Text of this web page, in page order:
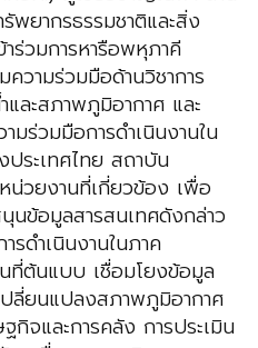
พยากรธรรมชาติและสิ่ง
ร่วมการหารือพหุภาคี
วามร่วมมือด้านวิชาการ
ละสภาพภูมิอากาศ และ
มร่วมมือการดำเนินงานใน
ระเทศไทย สถาบัน
น่วยงานที่เกี่ยวข้อง เพื่อ
นข้อมูลสารสนเทศดังกล่าว
ดำเนินงานในภาค
ที่ต้นแบบ เชื่อมโยงข้อมูล
ปลี่ยนแปลงสภาพภูมิอากาศ
จและการคลัง การประเมิน